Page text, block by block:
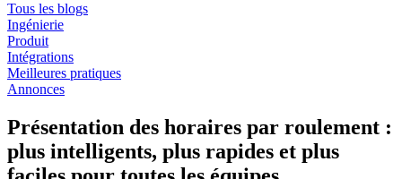
Tous les blogs
Ingénierie
Produit
Intégrations
Meilleures pratiques
Annonces
Présentation des horaires par roulement :
plus intelligents, plus rapides et plus